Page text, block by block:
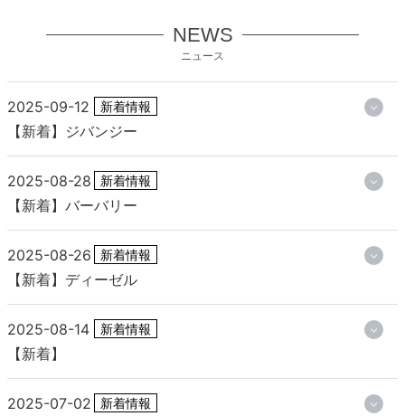
NEWS
ニュース
2025-09-12 新着情報
【新着】ジバンジー
2025-08-28 新着情報
【新着】バーバリー
2025-08-26 新着情報
【新着】ディーゼル
2025-08-14 新着情報
【新着】
2025-07-02 新着情報